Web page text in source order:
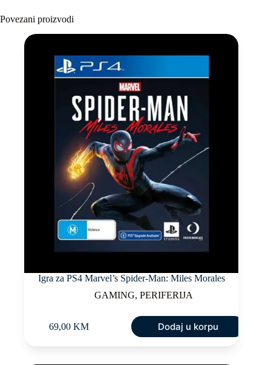
Povezani proizvodi
Igra za PS4 Marvel’s Spider-Man: Miles Morales
GAMING, PERIFERIJA
69,00 KM Dodaj u korpu